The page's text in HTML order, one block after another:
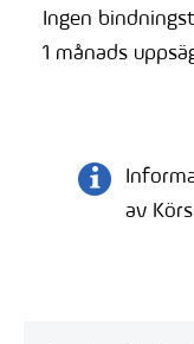
Ingen
1 månads
av